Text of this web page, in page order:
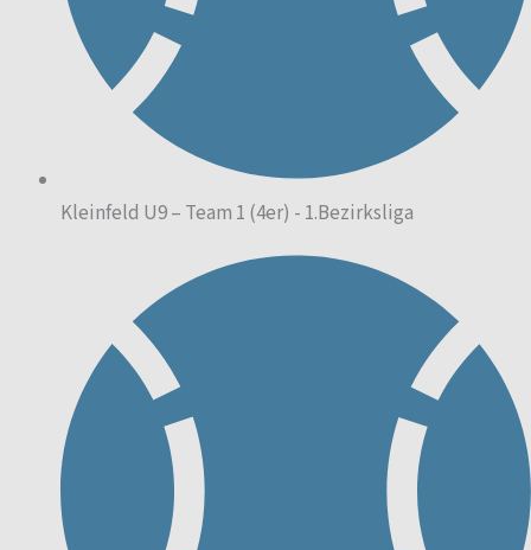
Kleinfeld U9 – Team 1 (4er) - 1.Bezirksliga